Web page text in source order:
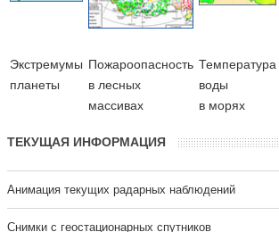
Экстремумы
планеты
Пожароопасность
в лесных
массивах
Температура
воды
в морях
ТЕКУЩАЯ ИНФОРМАЦИЯ
Анимация текущих радарных наблюдений
Cнимки с геостационарных спутников